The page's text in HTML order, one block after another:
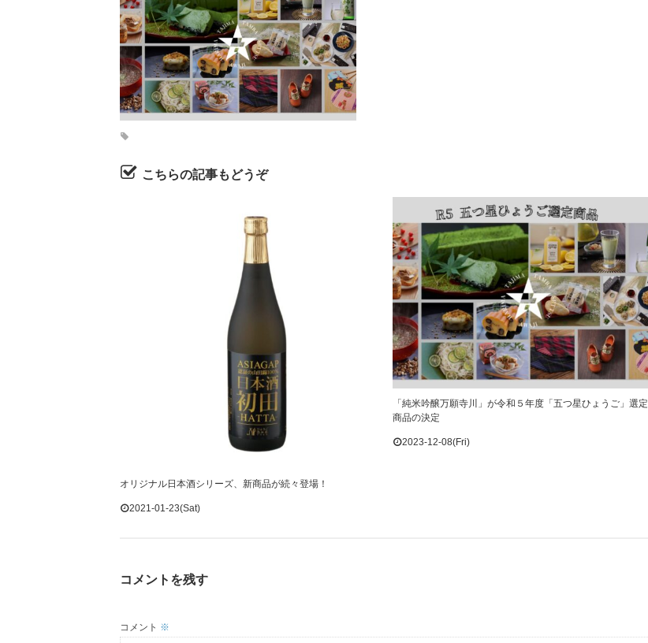
こちらの記事もどうぞ
オリジナル日本酒シリーズ、新商品が続々登場！
2021-01-23(Sat)
「純米吟醸万願寺川」が令和５年度「五つ星ひょうご」選定
商品の決定
2023-12-08(Fri)
コメントを残す
コメント ※